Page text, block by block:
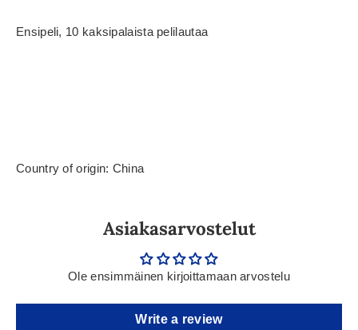
Ensipeli, 10 kaksipalaista pelilautaa
Country of origin: China
Asiakasarvostelut
Ole ensimmäinen kirjoittamaan arvostelu
Write a review